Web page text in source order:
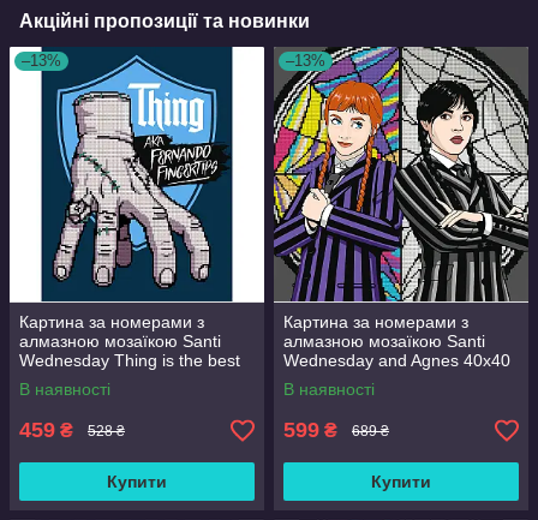
Акційні пропозиції та новинки
–13%
Картина за номерами з
алмазною мозаїкою Santi
Wednesday Thing is the best
friend 30x40 см Різнобарвний
(954980)
В наявності
459 ₴ 528 ₴
Купити
–13%
Картина за номерами з
алмазною мозаїкою Santi
Wednesday and Agnes 40x40
см Різнобарвний (954947)
В наявності
599 ₴ 689 ₴
Купити